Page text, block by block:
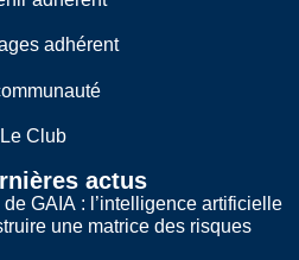
adhérent
Le Club
actus
de GAIA : l’intelligence artificielle
une matrice des risques